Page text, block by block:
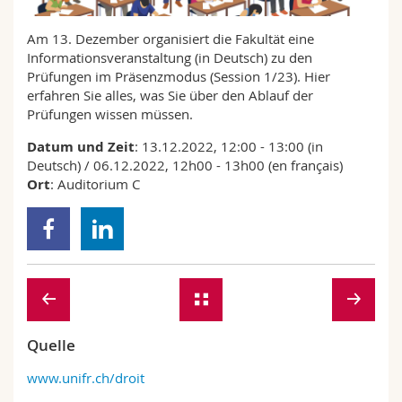
Math.-Nat. und Med. Fak.
Interfakultär
Mitarbeitende
Doktorierende
Webmail
Vorlesungsverzeichnis
MyUnifr
Am 13. Dezember organisiert die Fakultät eine
Informationsveranstaltung (in Deutsch) zu den
Prüfungen im Präsenzmodus (Session 1/23). Hier
erfahren Sie alles, was Sie über den Ablauf der
Prüfungen wissen müssen.
Datum und Zeit: 13.12.2022, 12:00 - 13:00 (in
Deutsch) / 06.12.2022, 12h00 - 13h00 (en français)
Ort: Auditorium C
Quelle
www.unifr.ch/droit